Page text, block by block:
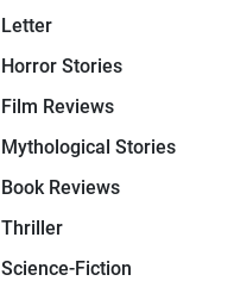
Letter
Horror Stories
Film Reviews
Mythological Stories
Book Reviews
Thriller
Science-Fiction